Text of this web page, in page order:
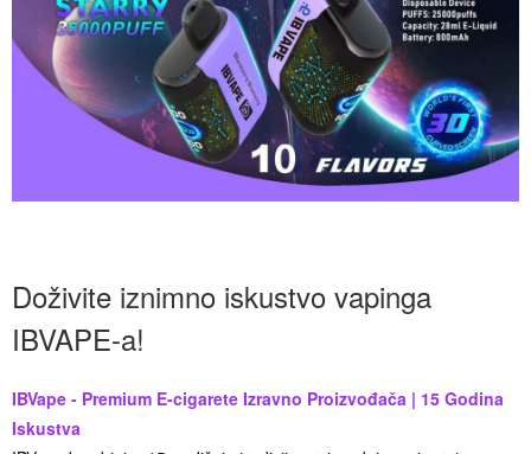
Doživite iznimno iskustvo vapinga
IBVAPE-a!
IBVape - Premium E-cigarete Izravno Proizvođača | 15 Godina
Iskustva